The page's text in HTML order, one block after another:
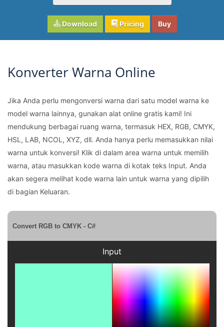
Download Pricing Buy
Konverter Warna Online
Jika Anda perlu mengonversi warna dari satu model warna ke
model warna lainnya, gunakan alat online gratis kami! Ini
mendukung berbagai ruang warna, termasuk HEX, RGB, CMYK,
HSL, LAB, NCOL, XYZ, dll. Anda hanya perlu memasukkan nilai
warna untuk konversi! Klik di dalam area warna untuk memilih
warna, atau masukkan kode warna di kotak teks Input. Anda
akan segera melihat kode warna lain untuk warna yang dipilih
di bagian Keluaran.
Convert RGB to CMYK - C#
Input